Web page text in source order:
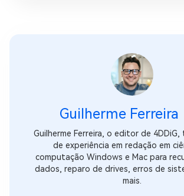
Guilherme Ferreira
Guilherme Ferreira, o editor de 4DDiG,
de experiência em redação em
computação Windows e Mac para
dados, reparo de drives, erros de
mais.